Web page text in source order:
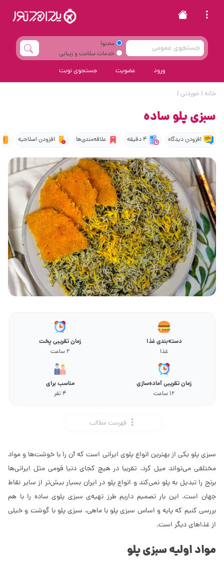
محتوا
خدمات سلامت و زیبایی
ورود عضویت جستجوی نوبت
خانه | خوردنی |
سبزی پلو ساده
افزودن دیدگاه 4 دقیقه علاقه‌مندی‌ها افزودن اصلاحیه
دسته‌بندی غذا
غذا
زمان تقریبی پخت
2 ساعت
زمان تقریبی آماده‌سازی
12 ساعت
مناسب برای
4 نفر
فهرست مطالب
سبزی پلو یکی از بهترین انواع پلوی ایرانی است که آن را با خوشت‌ها و مواد
مختلفی می‌تواند میل کرد. تقریبا در هیچ کجای دنیا قومی مثل ایرانی‌ها
برنج را تبدیل به پلو نمی‌کند و انواع پلو در ایران بسیار بیش‌تر از سایر نقاط
جهان است. این بار تصمیم داریم طرز تهیه‌ی سبزی پلوی ساده را با هم
بررسی کنیم که پایه و اساس سبزی پلو با ماهی، سبزی پلو با گوشت و خیلی
از غذاهای دیگر است.
مواد اولیه سبزی پلو